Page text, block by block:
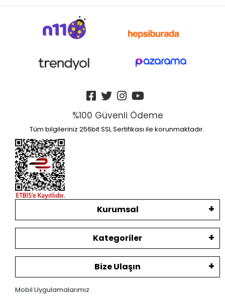
%100 Güvenli Ödeme
Tüm bilgileriniz 256bit SSL Sertifikası ile korunmaktadır.
Kurumsal
Kategoriler
Bize Ulaşın
Mobil Uygulamalarımız